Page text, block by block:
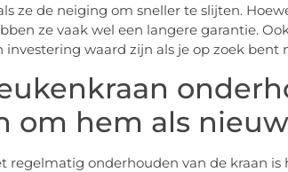
ze de neiging om sneller te slijten.
ze vaak wel een langere garantie.
investering waard zijn als je op zoek
om hem als
regelmatig onderhouden van de kraan